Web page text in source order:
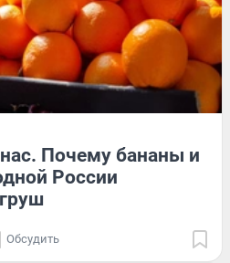
Почему бананы и
России
Обсудить